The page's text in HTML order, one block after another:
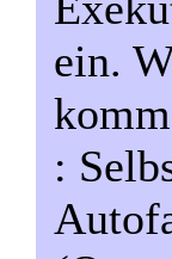
ein.
: